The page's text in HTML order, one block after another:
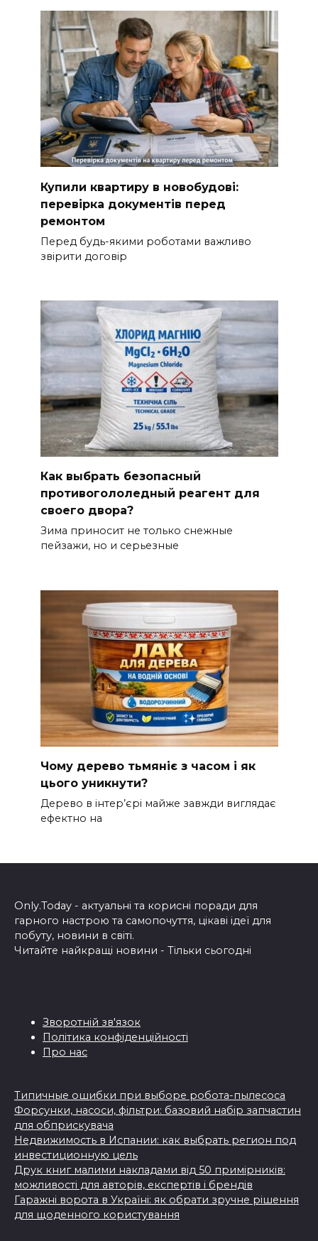
Купили квартиру в новобудові:
перевірка документів перед
ремонтом
Перед будь-якими роботами важливо
звірити договір
Как выбрать безопасный
противогололедный реагент для
своего двора?
Зима приносит не только снежные
пейзажи, но и серьезные
Чому дерево тьмяніє з часом і як
цього уникнути?
Дерево в інтер’єрі майже завжди виглядає
ефектно на
Only.Today - актуальні та корисні поради для
гарного настрою та самопочуття, цікаві ідеї для
побуту, новини в світі.
Читайте найкращі новини - Тільки сьогодні
Зворотній зв'язок
Політика конфіденційності
Про нас
Типичные ошибки при выборе робота-пылесоса
Форсунки, насоси, фільтри: базовий набір запчастин
для обприскувача
Недвижимость в Испании: как выбрать регион под
инвестиционную цель
Друк книг малими накладами від 50 примірників:
можливості для авторів, експертів і брендів
Гаражні ворота в Україні: як обрати зручне рішення
для щоденного користування